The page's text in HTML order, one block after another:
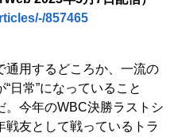
857465
用するどころか、一流の
日常”になっていること
。今年のWBC決勝ラストシ
戦友として戦っているトラ